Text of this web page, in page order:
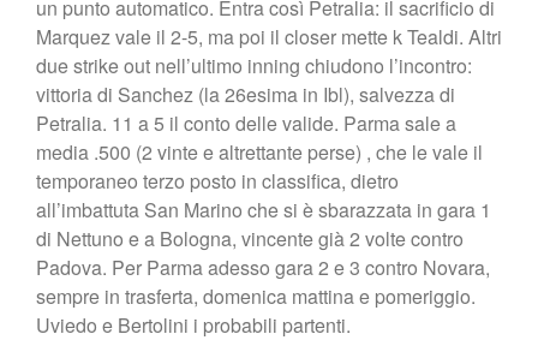
un punto automatico. Entra così Petralia: il sacrificio di
Marquez vale il 2-5, ma poi il closer mette k Tealdi. Altri
due strike out nell’ultimo inning chiudono l’incontro:
vittoria di Sanchez (la 26esima in Ibl), salvezza di
Petralia. 11 a 5 il conto delle valide. Parma sale a
media .500 (2 vinte e altrettante perse) , che le vale il
temporaneo terzo posto in classifica, dietro
all’imbattuta San Marino che si è sbarazzata in gara 1
di Nettuno e a Bologna, vincente già 2 volte contro
Padova. Per Parma adesso gara 2 e 3 contro Novara,
sempre in trasferta, domenica mattina e pomeriggio.
Uviedo e Bertolini i probabili partenti.